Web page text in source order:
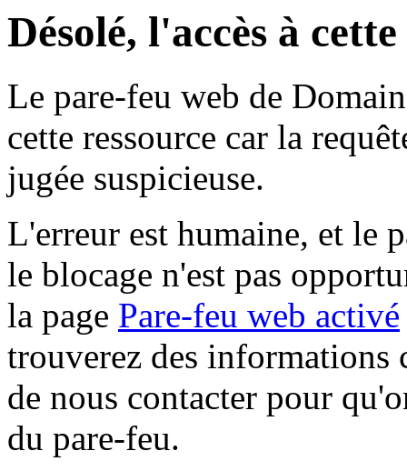
Désolé, l'accès à
Le pare-feu web de
cette ressource car la
jugée suspicieuse.
L'erreur est humaine, et le
le blocage n'est pas
la page Pare-feu web activé
trouverez des informations
de nous contacter pour
du pare-feu.